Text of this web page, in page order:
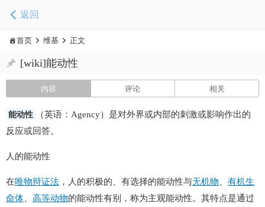
返回
首页 维基 正文
[wiki]能动性
内容 评论 相关
能动性
（英语：Agency）是对外界或内部的刺激或影响作出的
反应或回答。
人的能动性
在唯物辩证法 ，人的积极的、有选择的能动性与无机物
有机生
命体
高等动物的能动性有别，称为主观能动性。其特点是通过